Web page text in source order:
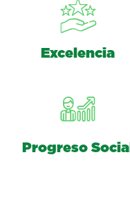
Excelencia
Progreso Social